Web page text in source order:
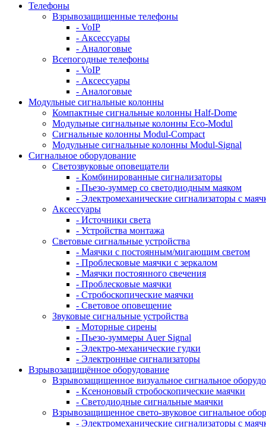
Телефоны
Взрывозащищенные телефоны
- VoIP
- Аксессуары
- Аналоговые
Всепогодные телефоны
- VoIP
- Аксессуары
- Аналоговые
Модульные сигнальные колонны
Компактные сигнальные колонны Half-Dome
Модульные сигнальные колонны Eco-Modul
Сигнальные колонны Modul-Compact
Модульные сигнальные колонны Modul-Signal
Сигнальное оборудование
Светозвуковые оповещатели
- Комбинированные сигнализаторы
- Пьезо-зуммер со светодиодным маяком
- Электромеханические сигнализаторы с
Аксессуары
- Источники света
- Устройства монтажа
Световые сигнальные устройства
- Маячки с постоянным/мигающим светом
- Проблесковые маячки с зеркалом
- Маячки постоянного свечения
- Проблесковые маячки
- Стробоскопические маячки
- Световое оповещение
Звуковые сигнальные устройства
- Моторные сирены
- Пьезо-зуммеры Auer Signal
- Электро-механические гудки
- Электронные сигнализаторы
Взрывозащищённое оборудование
Взрывозащищенное визуальное сигнальное
- Ксеноновый стробоскопические маячки
- Светодиодные сигнальные маячки
Взрывозащищенное свето-звуковое сигнальное
- Электромеханические сигнализаторы с